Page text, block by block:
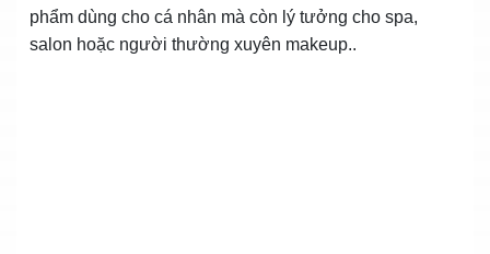
phẩm dùng cho cá nhân mà còn lý tưởng cho spa,
salon hoặc người thường xuyên makeup..